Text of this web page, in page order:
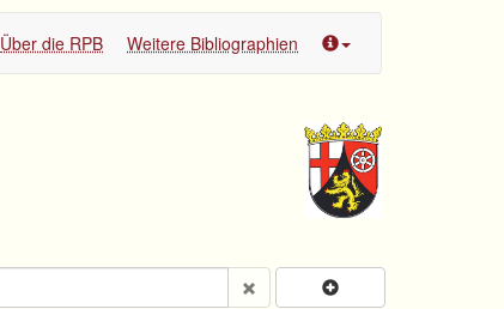
Über die RPB Weitere Bibliographien